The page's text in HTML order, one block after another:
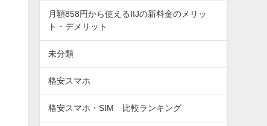
月額858円から使えるIIJの新料金のメリッ
ト・デメリット
未分類
格安スマホ
格安スマホ・SIM 比較ランキング